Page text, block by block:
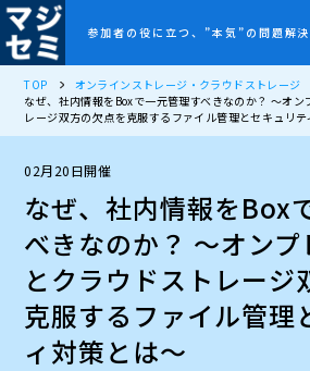
参加者の役に立つ、”本気”の問題解
TOP
オンラインストレージ・クラウドストレージ
なぜ、社内情報をBoxで一元管理すべきなのか？ ～オ
レージ双方の欠点を克服するファイル管理とセキュリテ
02月20日開催
なぜ、社内情報をBox
べきなのか？ ～オン
とクラウドストレージ
克服するファイル管理
ィ対策とは～